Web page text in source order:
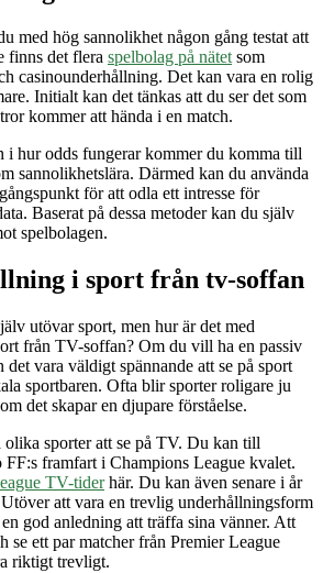
med hög sannolikhet någon gång testat att
finns det flera spelbolag på nätet som
casinounderhållning. Det kan vara en rolig
Initialt kan det tänkas att du ser det som
kommer att hända i en match.
i hur odds fungerar kommer du komma till
sannolikhetslära. Därmed kan du använda
för att odla ett intresse för
Baserat på dessa metoder kan du själv
spelbolagen.
i sport från tv-soffan
utövar sport, men hur är det med
från TV-soffan? Om du vill ha en passiv
vara väldigt spännande att se på sport
sportbaren. Ofta blir sporter roligare ju
det skapar en djupare förståelse.
sporter att se på TV. Du kan till
framfart i Champions League kvalet.
TV-tiderhär. Du kan även senare i år
att vara en trevlig underhållningsform
god anledning att träffa sina vänner. Att
se ett par matcher från Premier League
riktigt trevligt.